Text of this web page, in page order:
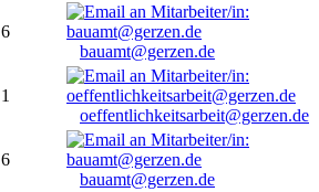
6
bauamt@gerzen.de
1
oeffentlichkeitsarbeit@gerzen.de
6
bauamt@gerzen.de